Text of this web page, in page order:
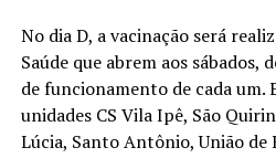
No dia D, a vacinação será
Saúde que abrem aos sábados,
de funcionamento de cada um.
unidades CS Vila Ipê, São
Lúcia, Santo Antônio, União de